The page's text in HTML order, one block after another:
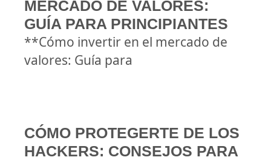
MERCADO DE VALORES:
GUÍA PARA PRINCIPIANTES
**Cómo invertir en el mercado de
valores: Guía para
CÓMO PROTEGERTE DE LOS
HACKERS: CONSEJOS PARA